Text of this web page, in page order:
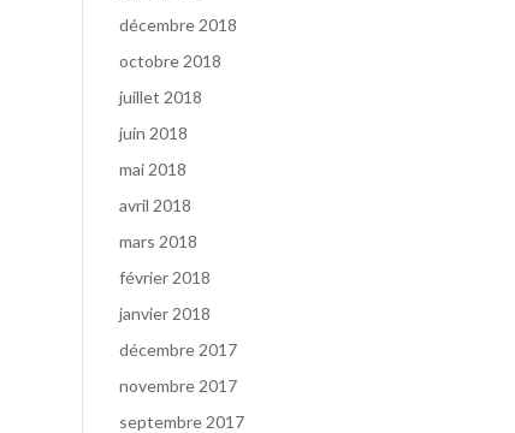
décembre 2018
octobre 2018
juillet 2018
juin 2018
mai 2018
avril 2018
mars 2018
février 2018
janvier 2018
décembre 2017
novembre 2017
septembre 2017